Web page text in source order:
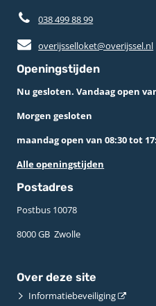
038 499 88 99
overijsselloket@overijssel.nl
Openingstijden
Nu gesloten. Vandaag open
Morgen gesloten
maandag open van 08:30 tot
Alle openingstijden
Postadres
Postbus 10078 ­
8000 GB ­ Zwolle
Over deze site
Informatiebeveiliging